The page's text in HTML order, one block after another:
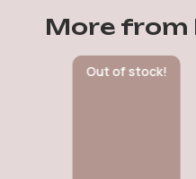
More from
Out of stock!